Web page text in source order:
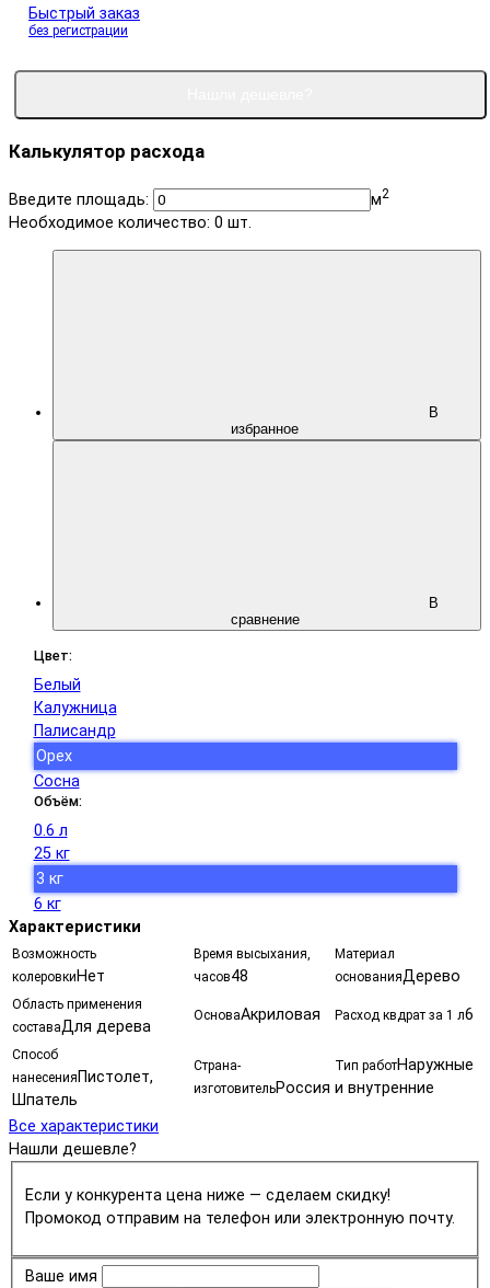
Быстрый заказ
без регистрации
Калькулятор расхода
Введите площадь: м2
Необходимое количество: 0 шт.
В
избранное
В
сравнение
Цвет:
Белый
Калужница
Палисандр
Орех
Сосна
Объём:
0.6 л
25 кг
3 кг
6 кг
Характеристики
Возможность
колеровки Нет
Время высыхания,
часов48
Материал
основанияДерево
Область применения
составаДля дерева
ОсноваАкриловая Расход квдрат за 1 л6
Способ
нанесения Пистолет,
Шпатель
Страна-
изготовительРоссия
Тип работНаружные
и внутренние
Все характеристики
Нашли дешевле?
Если у конкурента цена ниже — сделаем скидку!
Промокод отправим на телефон или электронную почту.
Ваше имя